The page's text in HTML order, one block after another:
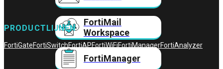
FortiMail
Workspace
FortiManager
PRODUCTLIJNEN
FortiGateFortiSwitchFortiAPFortiWiFiFortiManagerFortiAnalyzer